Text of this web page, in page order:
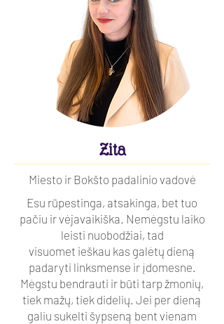
Zita
Miesto ir Bokšto padalinio vadovė
Esu rūpestinga, atsakinga, bet tuo
pačiu ir vėjavaikiška. Nemėgstu laiko
leisti nuobodžiai, tad
visuomet ieškau kas galėtų dieną
padaryti linksmense ir įdomesne.
Mėgstu bendrauti ir būti tarp žmonių,
tiek mažų, tiek didelių. Jei per dieną
galiu sukelti šypseną bent vienam